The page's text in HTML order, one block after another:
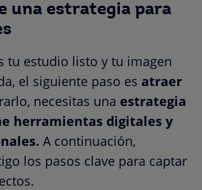
una estrategia para
tu estudio listo y tu imagen
el siguiente paso es atraer
necesitas una estrategia
herramientas digitales y
A continuación,
los pasos clave para captar